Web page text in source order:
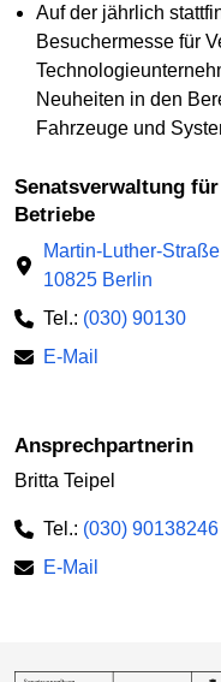
Auf der jährlich
Besuchermesse für
Neuheiten in den
Fahrzeuge und
Senatsverwaltung für Wirtschaft, Energie und
Betriebe
Martin-Luther-
10825 Berlin
Tel.: (030) 90130
E-Mail
Ansprechpartnerin
Britta Teipel
Tel.: (030) 90138246
E-Mail